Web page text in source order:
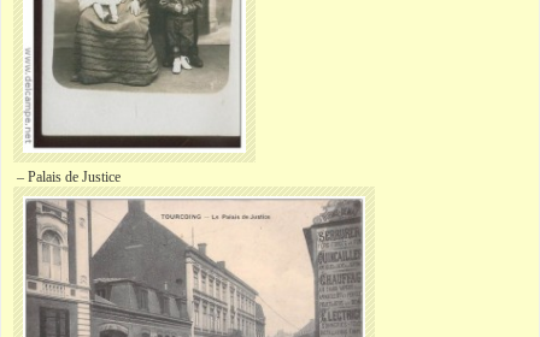
– Palais de Justice